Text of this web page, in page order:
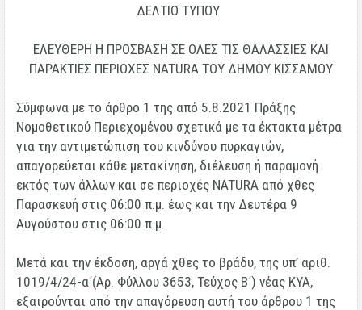
ΔΕΛΤΙΟ ΤΥΠΟΥ
ΕΛΕΥΘΕΡΗ Η ΠΡΟΣΒΑΣΗ ΣΕ ΟΛΕΣ ΤΙΣ ΘΑΛΑΣΣΙΕΣ ΚΑΙ
ΠΑΡΑΚΤΙΕΣ ΠΕΡΙΟΧΕΣ NATURA ΤΟΥ ΔΗΜΟΥ ΚΙΣΣΑΜΟΥ
Σύμφωνα με το άρθρο 1 της από 5.8.2021 Πράξης
Νομοθετικού Περιεχομένου σχετικά με τα έκτακτα μέτρα
για την αντιμετώπιση του κινδύνου πυρκαγιών,
απαγορεύεται κάθε μετακίνηση, διέλευση ή παραμονή
εκτός των άλλων και σε περιοχές NATURA από χθες
Παρασκευή στις 06:00 π.μ. έως και την Δευτέρα 9
Αυγούστου στις 06:00 π.μ.
Μετά και την έκδοση, αργά χθες το βράδυ, της υπ’ αριθ.
1019/4/24-α΄(Αρ. Φύλλου 3653, Τεύχος Β΄) νέας ΚΥΑ,
εξαιρούνται από την απαγόρευση αυτή του άρθρου 1 της